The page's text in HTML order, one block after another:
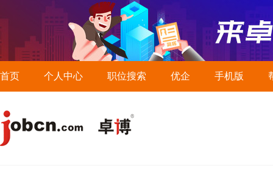
首页 个人中心 职位搜索 优企 手机版